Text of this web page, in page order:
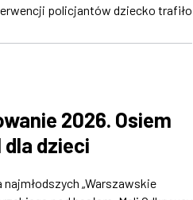
policjantów dziecko trafiło
2026. Osiem
dzieci
„Warszawskie